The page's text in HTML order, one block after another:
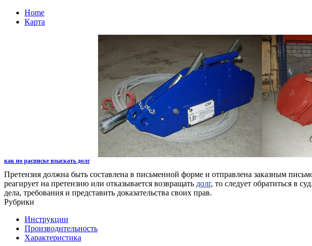
Home
Карта
как по расписке взыскать долг
Претензия должна быть составлена в письменной форме и отправлена заказным
реагирует на претензию или отказывается возвращать долг, то следует обратиться в
дела, требования и представить доказательства своих прав.
Рубрики
Инструкции
Производительность
Характеристика